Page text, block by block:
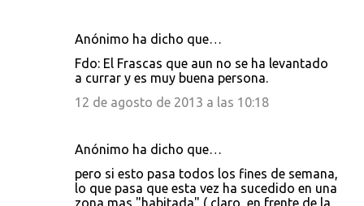
Anónimo ha dicho que…
Fdo: El Frascas que aun no se ha levantado
a currar y es muy buena persona.
12 de agosto de 2013 a las 10:18
Anónimo ha dicho que…
pero si esto pasa todos los fines de semana,
lo que pasa que esta vez ha sucedido en una
zona mas "habitada" ( claro, en frente de la